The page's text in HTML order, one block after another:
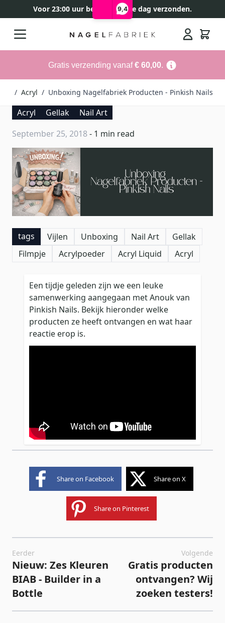
9,4
Voor 23:00 uur besteld, zelfde dag verzonden.
Gratis verzending vanaf€ 60,00.
/ Acryl / Unboxing Nagelfabriek Producten - Pinkish Nails
Acryl Gellak
Nail Art
September 25, 2018- 1 min read
tags Vijlen Unboxing Nail Art
Gellak
Filmpje
Acrylpoeder Acryl Liquid Acryl
Een tijdje geleden zijn we een leuke
samenwerking aangegaan met Anouk van
Pinkish Nails. Bekijk hieronder welke
producten ze heeft ontvangen en wat haar
reactie erop is.
Share on Facebook Share on X
Share on Pinterest
Eerder
Nieuw: Zes Kleuren
BIAB - Builder in a
Bottle
Volgende
Gratis producten
ontvangen? Wij
zoeken testers!